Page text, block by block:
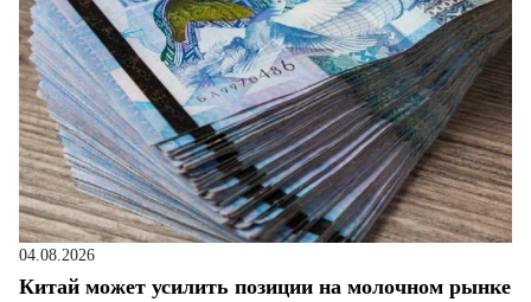
04.08.2026
Китай может усилить позиции на молочном рынке